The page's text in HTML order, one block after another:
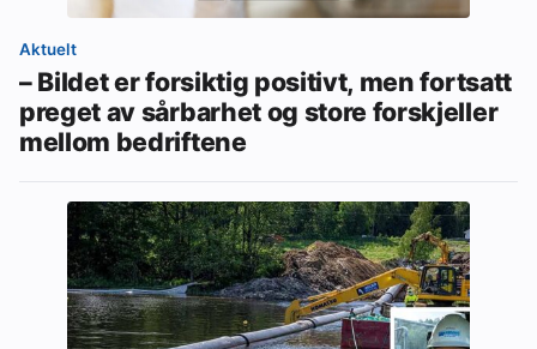
Aktuelt
– Bildet er forsiktig positivt, men fortsatt
preget av sårbarhet og store forskjeller
mellom bedriftene